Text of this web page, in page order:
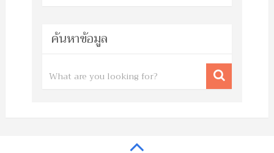
ค้นหาข้อมูล